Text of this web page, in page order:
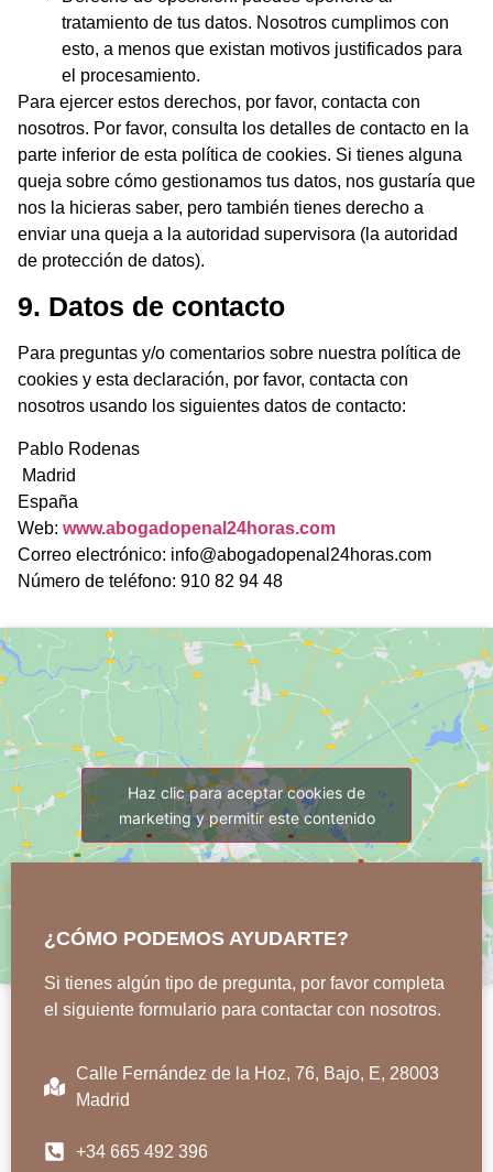
tratamiento de tus datos. Nosotros cumplimos con
esto, a menos que existan motivos justificados para
el procesamiento.
Para ejercer estos derechos, por favor, contacta con
nosotros. Por favor, consulta los detalles de contacto en la
parte inferior de esta política de cookies. Si tienes alguna
queja sobre cómo gestionamos tus datos, nos gustaría que
nos la hicieras saber, pero también tienes derecho a
enviar una queja a la autoridad supervisora (la autoridad
de protección de datos).
9. Datos de contacto
Para preguntas y/o comentarios sobre nuestra política de
cookies y esta declaración, por favor, contacta con
nosotros usando los siguientes datos de contacto:
Pablo Rodenas
Madrid
España
Web: www.abogadopenal24horas.com
Correo electrónico: info@abogadopenal24horas.com
Número de teléfono: 910 82 94 48
Haz clic para aceptar cookies de
marketing y permitir este contenido
¿CÓMO PODEMOS AYUDARTE?
Si tienes algún tipo de pregunta, por favor completa
el siguiente formulario para contactar con nosotros.
Calle Fernández de la Hoz, 76, Bajo, E, 28003
Madrid
+34 665 492 396